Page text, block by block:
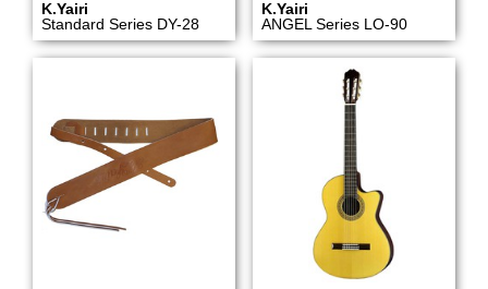
K.Yairi
Standard Series DY-28
K.Yairi
ANGEL Series LO-90